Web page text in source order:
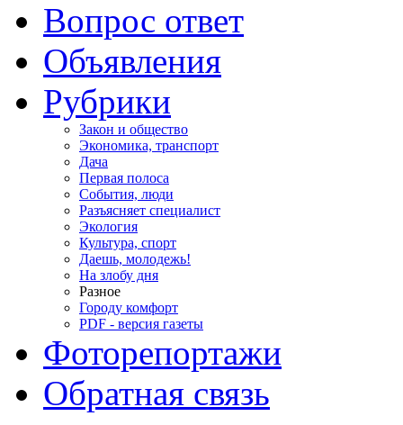
Вопрос ответ
Объявления
Рубрики
Закон и общество
Экономика, транспорт
Дача
Первая полоса
События, люди
Разъясняет специалист
Экология
Культура, спорт
Даешь, молодежь!
На злобу дня
Разное
Городу комфорт
PDF - версия газеты
Фоторепортажи
Обратная связь